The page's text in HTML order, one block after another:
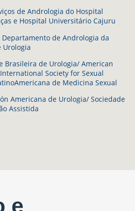
de Andrologia do Hospital
e Hospital Universitário Cajuru
de Andrologia da
Urologia
Brasileira de Urologia/ American
Society for Sexual
de Medicina Sexual
Americana de Urologia/ Sociedade
Assistida
e